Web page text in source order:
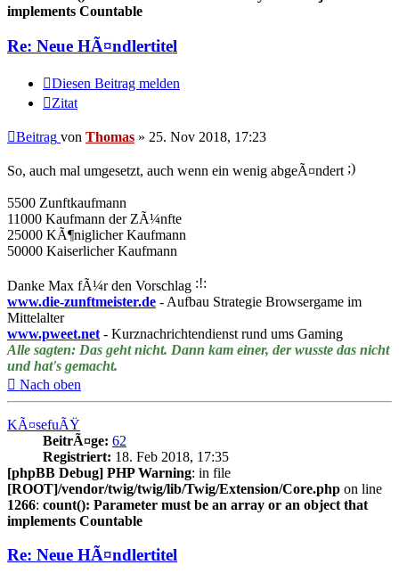
implements Countable
Re: Neue HÃ¤ndlertitel
Diesen Beitrag melden
Zitat
Beitrag von Thomas » 25. Nov 2018, 17:23
So, auch mal umgesetzt, auch wenn ein wenig abgeÃ¤ndert
5500 Zunftkaufmann
11000 Kaufmann der ZÃ¼nfte
25000 KÃ¶niglicher Kaufmann
50000 Kaiserlicher Kaufmann
Danke Max fÃ¼r den Vorschlag
www.die-zunftmeister.de - Aufbau Strategie Browsergame im
Mittelalter
www.pweet.net - Kurznachrichtendienst rund ums Gaming
Alle sagten: Das geht nicht. Dann kam einer, der wusste das nicht
und hat's gemacht.
Nach oben
KÃ¤sefuÃŸ
BeitrÃ¤ge: 62
Registriert: 18. Feb 2018, 17:35
[phpBB Debug] PHP Warning: in file
[ROOT]/vendor/twig/twig/lib/Twig/Extension/Core.php on line
1266: count(): Parameter must be an array or an object that
implements Countable
Re: Neue HÃ¤ndlertitel